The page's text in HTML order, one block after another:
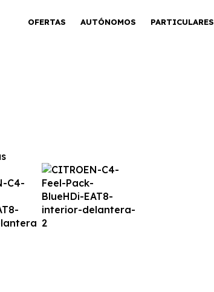
OFERTAS AUTÓNOMOS PARTICULARES